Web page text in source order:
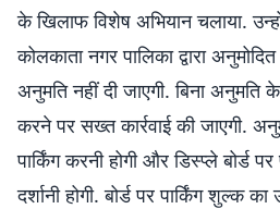
के खिलाफ विशेष अभियान चलाया.
कोलकाता नगर पालिका द्वारा
अनुमति नहीं दी जाएगी. बिना
करने पर सख्त कार्रवाई की जाएगी.
पार्किंग करनी होगी और डिस्प्ले बोर्ड
दर्शानी होगी. बोर्ड पर पार्किंग शुल्क